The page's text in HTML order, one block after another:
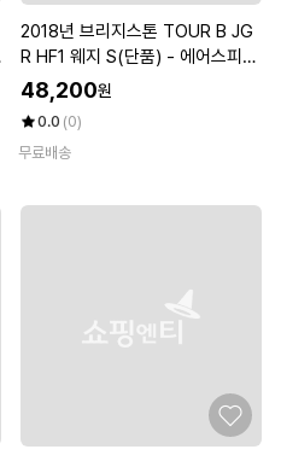
2018년 브리지스톤 TOUR B JG
R HF1 웨지 S(단품) - 에어스피더
샤프트
48,200원
0.0 (0)
무료배송